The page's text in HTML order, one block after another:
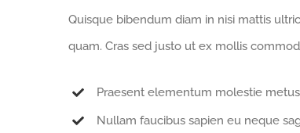
Quisque bibendum diam in nisi mattis
quam. Cras sed justo ut ex mollis
Praesent elementum molestie
Nullam faucibus sapien eu neque